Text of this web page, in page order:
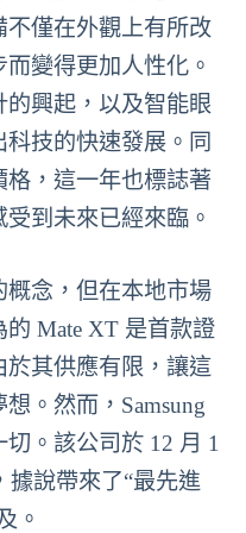
僅在外觀上有所改
變得更加人性化。
興起，以及智能眼
技的快速發展。同
，這一年也標誌著
到未來已經來臨。
念，但在本地市場
的 Mate XT 是首款證
其供應有限，讓這
。然而，Samsung
。該公司於 12 月 1
據說帶來了“最先進
。